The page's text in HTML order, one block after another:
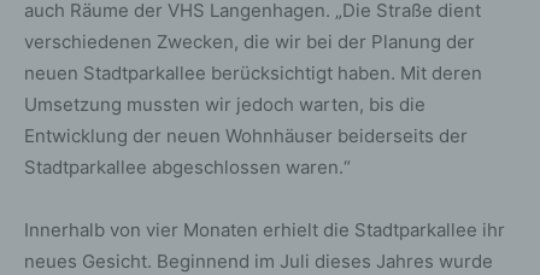
auch Räume der VHS Langenhagen. „Die Straße dient
verschiedenen Zwecken, die wir bei der Planung der
neuen Stadtparkallee berücksichtigt haben. Mit deren
Umsetzung mussten wir jedoch warten, bis die
Entwicklung der neuen Wohnhäuser beiderseits der
Stadtparkallee abgeschlossen waren.“
Innerhalb von vier Monaten erhielt die Stadtparkallee ihr
neues Gesicht. Beginnend im Juli dieses Jahres wurde